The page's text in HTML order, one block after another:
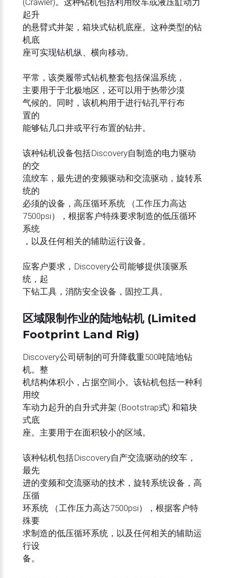
(Crawler)。这种钻机包括利用绞车或液压缸动力
起升
的悬臂式井架，箱块式钻机底座。这种类型的钻
机底
座可实现钻机纵、横向移动。
平常，该类履带式钻机整套包括保温系统，
主要用于于北极地区，还可以用于热带沙漠
气候的。同时，该机构用于进行钻孔平行布
置的
能够钻几口井或平行布置的钻井。
该种钻机设备包括Discovery自制造的电力驱动
的交
流绞车，最先进的变频驱动和交流驱动，旋转系
统的
必须的设备，高压循环系统 （工作压力高达
7500psi），根据客户特殊要求制造的低压循环
系统
，以及任何相关的辅助运行设备。
应客户要求，Discovery公司能够提供顶驱系
统，起
下钻工具，消防安全设备，固控工具。
区域限制作业的陆地钻机 (Limited
Footprint Land Rig)
Discovery公司研制的可升降载重500吨陆地钻
机。整
机结构体积小，占据空间小。该钻机包括一种利
用绞
车动力起升的自升式井架 (Bootstrap式) 和箱块
式底
座。主要用于在面积较小的区域。
该种钻机包括Discovery自产交流驱动的绞车，
最先
进的变频和交流驱动的技术，旋转系统设备，高
压循
环系统 （工作压力高达7500psi），根据客户特
殊要
求制造的低压循环系统，以及任何相关的辅助运
行设
备。